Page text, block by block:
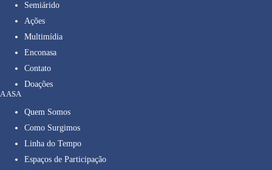
Semiárido
Ações
Multimídia
Enconasa
Contato
Doações
A ASA
Quem Somos
Como Surgimos
Linha do Tempo
Espaços de Participação